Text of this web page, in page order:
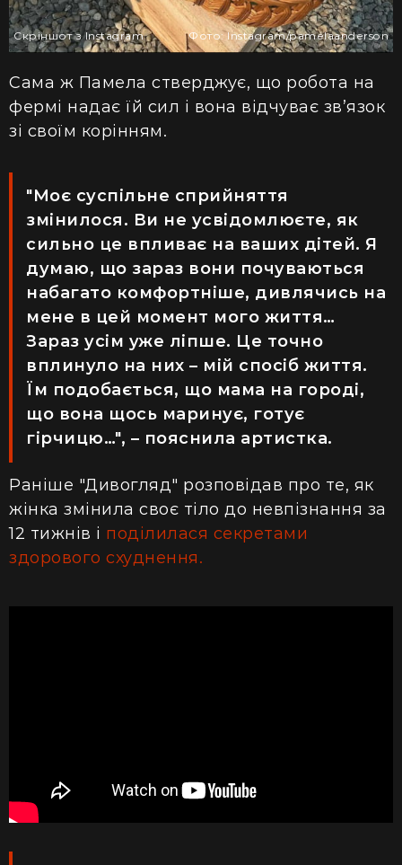
Скріншот з Іnstagram Фото: Іnstagram/pamelaanderson
Сама ж Памела стверджує, що робота на
фермі надає їй сил і вона відчуває зв’язок
зі своїм корінням.
"Моє суспільне сприйняття
змінилося. Ви не усвідомлюєте, як
сильно це впливає на ваших дітей. Я
думаю, що зараз вони почуваються
набагато комфортніше, дивлячись на
мене в цей момент мого життя…
Зараз усім уже ліпше. Це точно
вплинуло на них – мій спосіб життя.
Їм подобається, що мама на городі,
що вона щось маринує, готує
гірчицю…", – пояснила артистка.
Раніше "Дивогляд" розповідав про те, як
жінка змінила своє тіло до невпізнання за
12 тижнів і поділилася секретами
здорового схуднення.